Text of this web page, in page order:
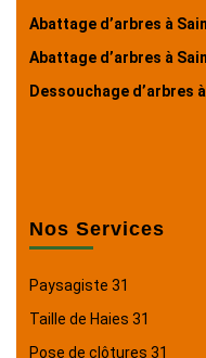
Abattage d’arbres à
Abattage d’arbres à
Dessouchage d’arbres
Nos Services
Paysagiste 31
Taille de Haies 31
Pose de clôtures 31